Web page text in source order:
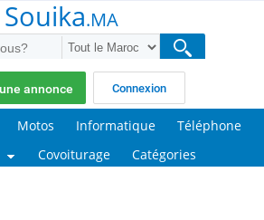
Souika.MA
annonce Connexion
Motos Informatique
Téléphone
Covoiturage Catégories